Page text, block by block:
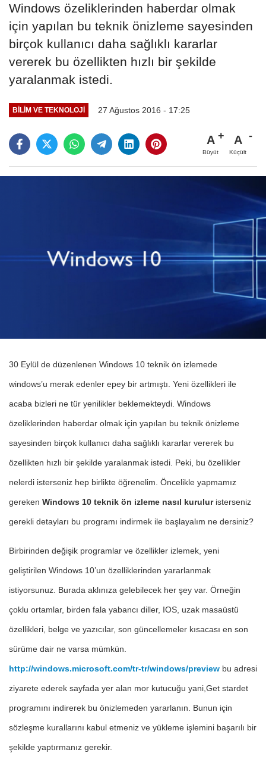
Windows özeliklerinden haberdar olmak
için yapılan bu teknik önizleme sayesinden
birçok kullanıcı daha sağlıklı kararlar
vererek bu özellikten hızlı bir şekilde
yaralanmak istedi.
BILIM VE TEKNOLOJI 27 Ağustos 2016 - 17:25
A
Büyüt
A
Küçült
30 Eylül de düzenlenen Windows 10 teknik ön izlemede
windows’u merak edenler epey bir artmıştı. Yeni özellikleri ile
acaba bizleri ne tür yenilikler beklemekteydi. Windows
özeliklerinden haberdar olmak için yapılan bu teknik önizleme
sayesinden birçok kullanıcı daha sağlıklı kararlar vererek bu
özellikten hızlı bir şekilde yaralanmak istedi. Peki, bu özellikler
nelerdi isterseniz hep birlikte öğrenelim. Öncelikle yapmamız
gereken Windows 10 teknik ön izleme nasıl kurulur isterseniz
gerekli detayları bu programı indirmek ile başlayalım ne dersiniz?
Birbirinden değişik programlar ve özellikler izlemek, yeni
geliştirilen Windows 10’un özelliklerinden yararlanmak
istiyorsunuz. Burada aklınıza gelebilecek her şey var. Örneğin
çoklu ortamlar, birden fala yabancı diller, IOS, uzak masaüstü
özellikleri, belge ve yazıcılar, son güncellemeler kısacası en son
sürüme dair ne varsa mümkün.
http://windows.microsoft.com/tr-tr/windows/preview bu adresi
ziyarete ederek sayfada yer alan mor kutucuğu yani,Get stardet
programını indirerek bu önizlemeden yararlanın. Bunun için
sözleşme kurallarını kabul etmeniz ve yükleme işlemini başarılı bir
şekilde yaptırmanız gerekir.